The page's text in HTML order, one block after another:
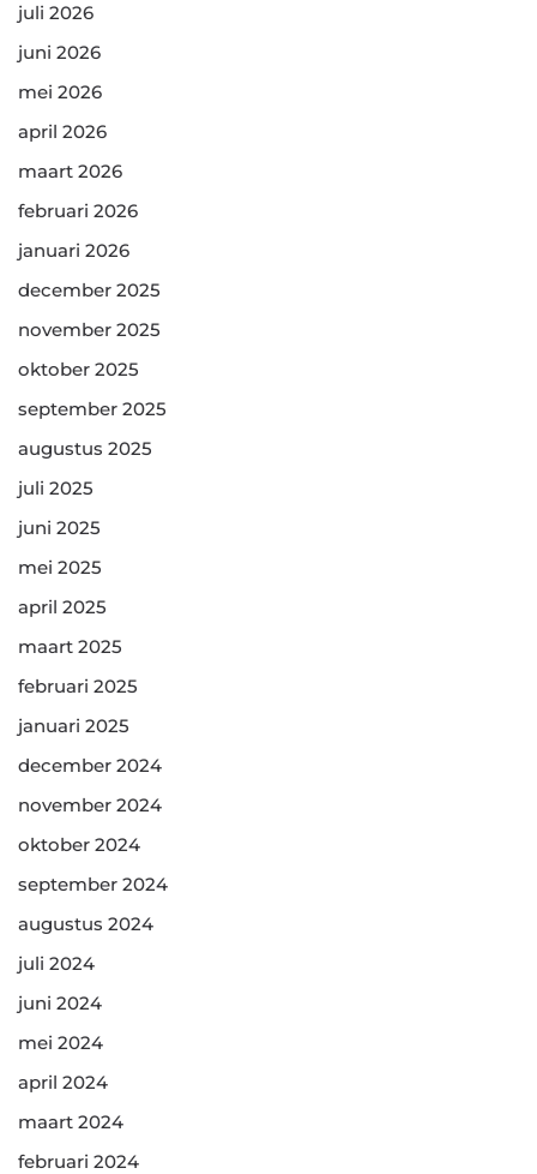
juli 2026
juni 2026
mei 2026
april 2026
maart 2026
februari 2026
januari 2026
december 2025
november 2025
oktober 2025
september 2025
augustus 2025
juli 2025
juni 2025
mei 2025
april 2025
maart 2025
februari 2025
januari 2025
december 2024
november 2024
oktober 2024
september 2024
augustus 2024
juli 2024
juni 2024
mei 2024
april 2024
maart 2024
februari 2024